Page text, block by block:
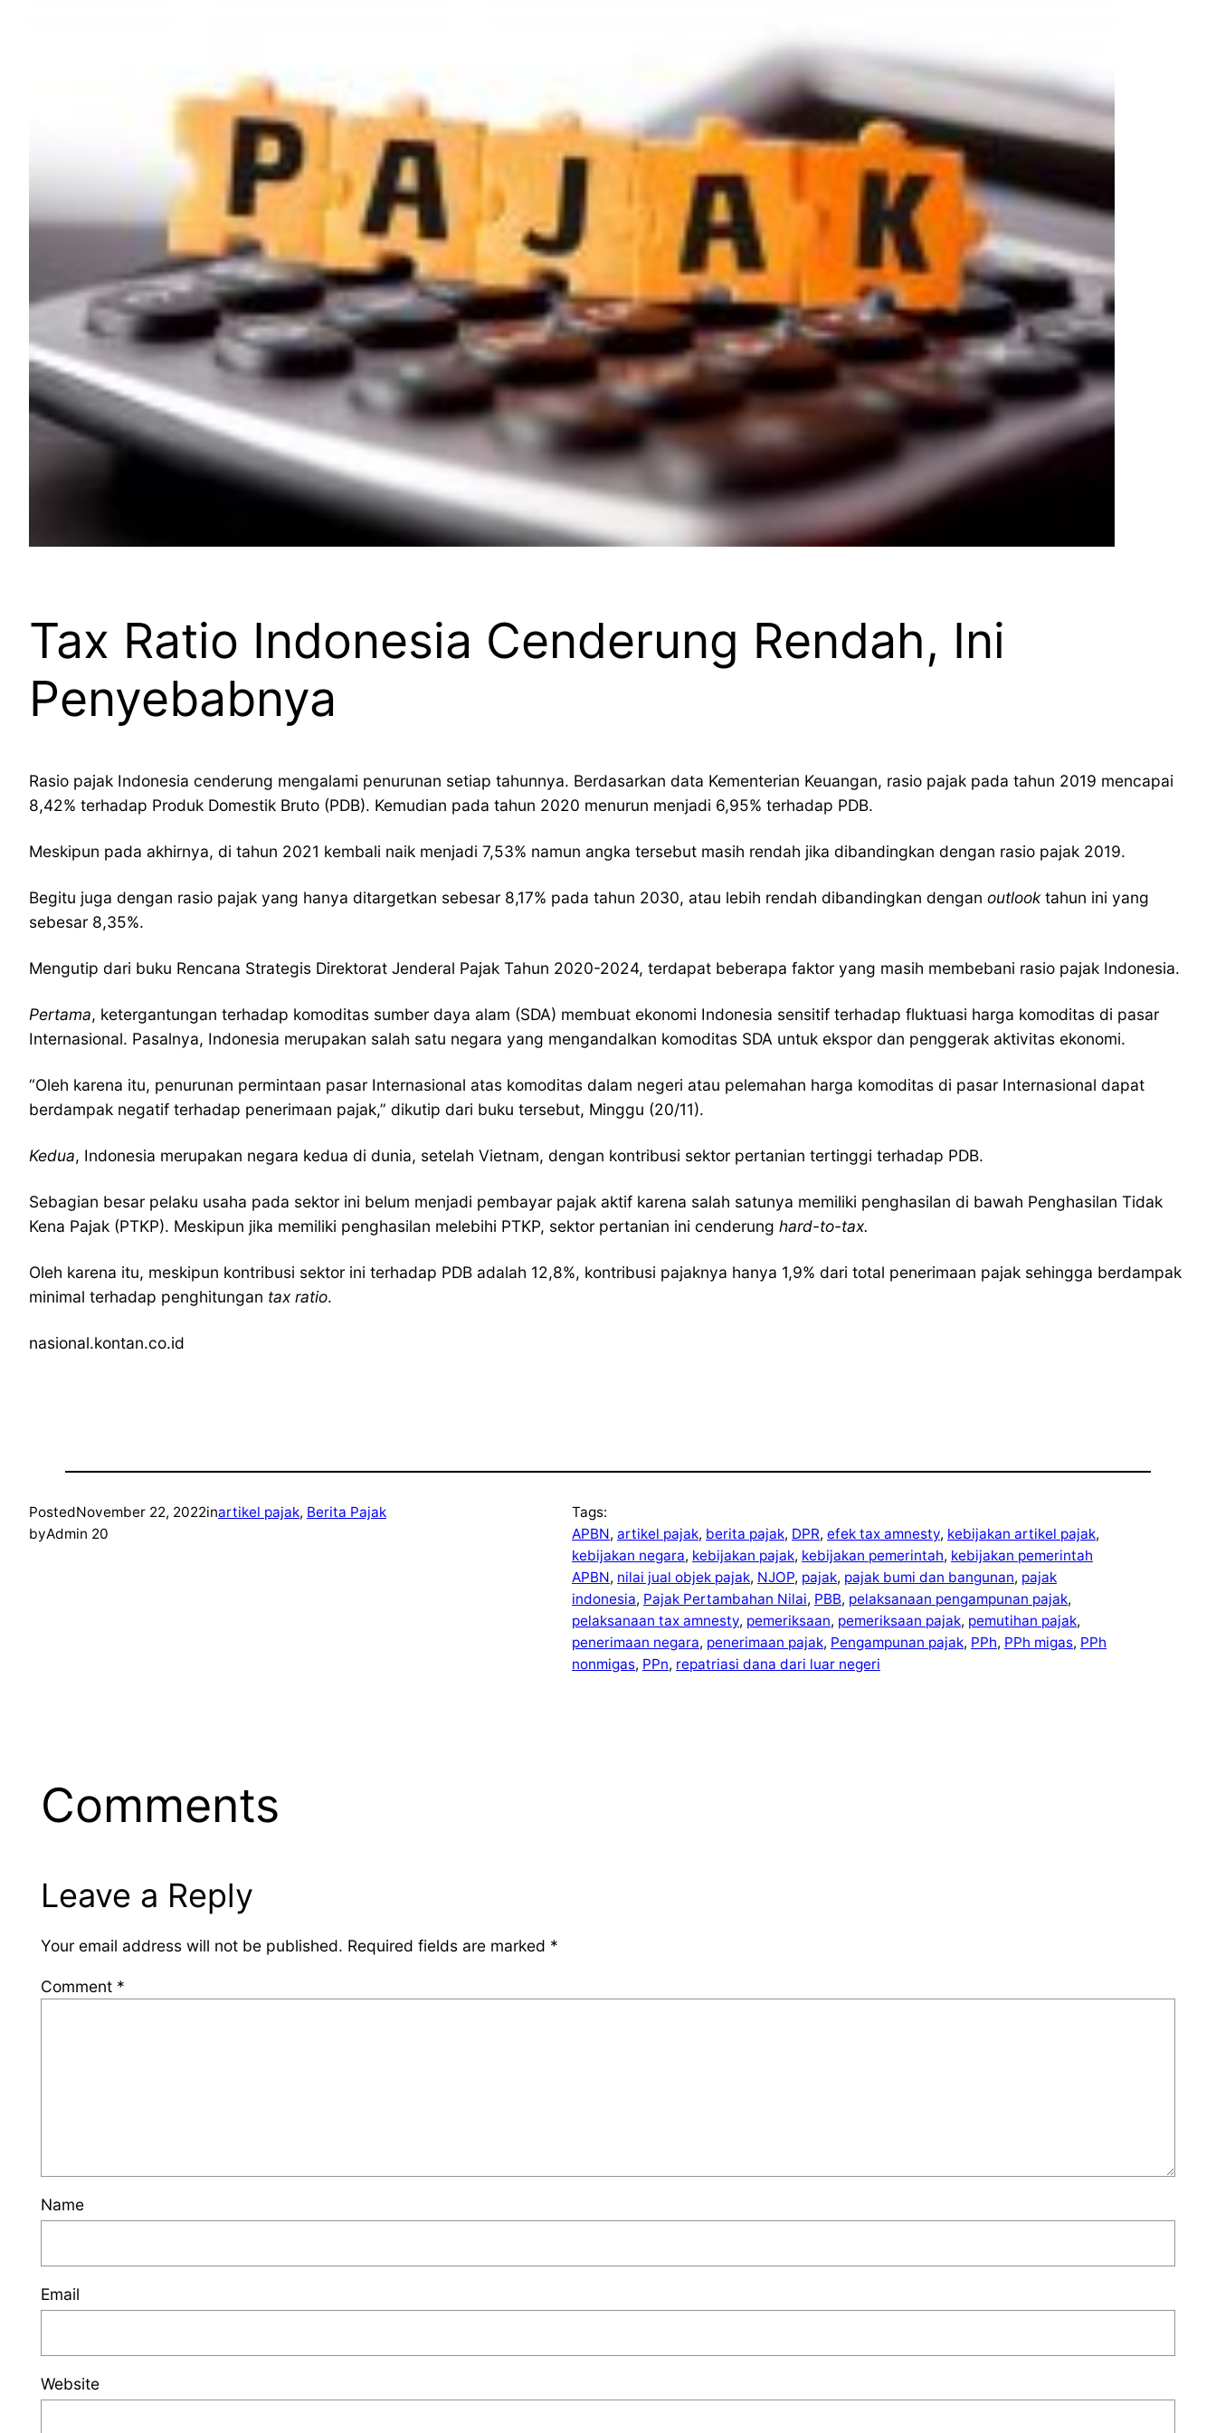
Tax Ratio Indonesia Cenderung Rendah, Ini
Penyebabnya
Rasio pajak Indonesia cenderung mengalami penurunan setiap tahunnya. Berdasarkan data Kementerian Keuangan, rasio pajak pada tahun 2019 mencapai
8,42% terhadap Produk Domestik Bruto (PDB). Kemudian pada tahun 2020 menurun menjadi 6,95% terhadap PDB.
Meskipun pada akhirnya, di tahun 2021 kembali naik menjadi 7,53% namun angka tersebut masih rendah jika dibandingkan dengan rasio pajak 2019.
Begitu juga dengan rasio pajak yang hanya ditargetkan sebesar 8,17% pada tahun 2030, atau lebih rendah dibandingkan dengan outlooktahun ini yang
sebesar 8,35%.
Mengutip dari buku Rencana Strategis Direktorat Jenderal Pajak Tahun 2020-2024, terdapat beberapa faktor yang masih membebani rasio pajak Indonesia.
Pertama, ketergantungan terhadap komoditas sumber daya alam (SDA) membuat ekonomi Indonesia sensitif terhadap fluktuasi harga komoditas di pasar
Internasional. Pasalnya, Indonesia merupakan salah satu negara yang mengandalkan komoditas SDA untuk ekspor dan penggerak aktivitas ekonomi.
“Oleh karena itu, penurunan permintaan pasar Internasional atas komoditas dalam negeri atau pelemahan harga komoditas di pasar Internasional dapat
berdampak negatif terhadap penerimaan pajak,” dikutip dari buku tersebut, Minggu (20/11).
Kedua, Indonesia merupakan negara kedua di dunia, setelah Vietnam, dengan kontribusi sektor pertanian tertinggi terhadap PDB.
Sebagian besar pelaku usaha pada sektor ini belum menjadi pembayar pajak aktif karena salah satunya memiliki penghasilan di bawah Penghasilan Tidak
Kena Pajak (PTKP). Meskipun jika memiliki penghasilan melebihi PTKP, sektor pertanian ini cenderung hard-to-tax.
Oleh karena itu, meskipun kontribusi sektor ini terhadap PDB adalah 12,8%, kontribusi pajaknya hanya 1,9% dari total penerimaan pajak sehingga berdampak
minimal terhadap penghitungan tax ratio.
nasional.kontan.co.id
PostedNovember 22, 2022inartikel pajak, Berita Pajak
byAdmin 20
Tags:
APBN, artikel pajak, berita pajak, DPR, efek tax amnesty, kebijakan artikel pajak
kebijakan negara, kebijakan pajak, kebijakan pemerintah, kebijakan pemerintah
APBN, nilai jual objek pajak, NJOP, pajak, pajak bumi dan bangunan, pajak
indonesia, Pajak Pertambahan Nilai, PBB, pelaksanaan pengampunan pajak
pelaksanaan tax amnesty, pemeriksaan, pemeriksaan pajak, pemutihan pajak
penerimaan negara, penerimaan pajak, Pengampunan pajak, PPh, PPh migas, PPh
nonmigas, PPn, repatriasi dana dari luar negeri
Comments
Leave a Reply
Your email address will not be published. Required fields are marked *
Comment *
Name
Email
Website